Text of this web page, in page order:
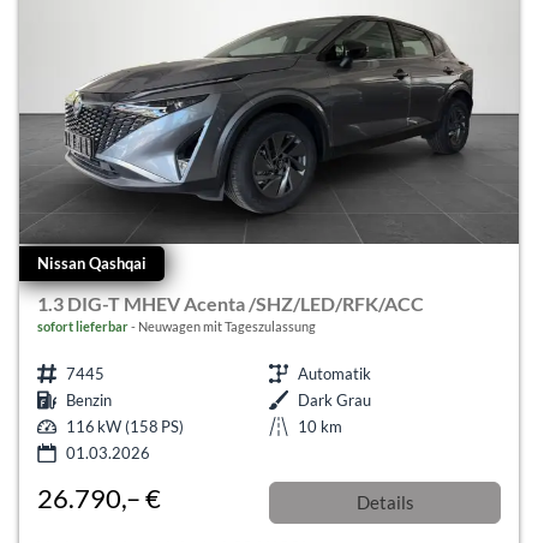
Nissan Qashqai
1.3 DIG-T MHEV Acenta /SHZ/LED/RFK/ACC
sofort lieferbar Neuwagen mit Tageszulassung
7445
Automatik
Benzin
Dark Grau
116 kW (158 PS)
10 km
01.03.2026
26.790,– € Details